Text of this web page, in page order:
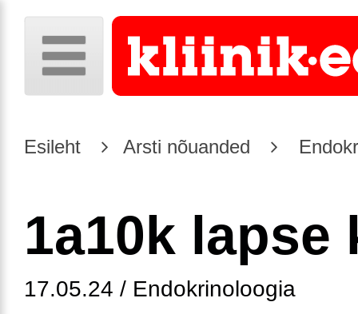
Esileht Arsti nõuanded
1a10k lapse
17.05.24 / Endokrinoloogia